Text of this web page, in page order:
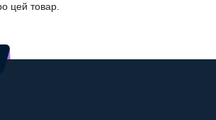
цей товар.